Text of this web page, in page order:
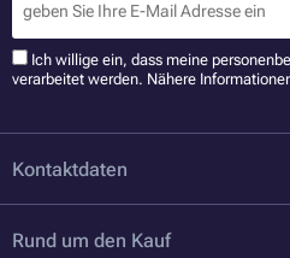
Ich willige ein, dass meine
verarbeitet werden. Nähere
Kontaktdaten
Rund um den Kauf